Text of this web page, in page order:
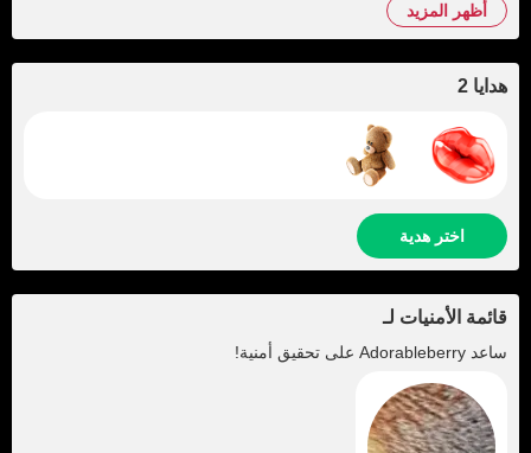
أظهر المزيد
هدايا 2
اختر هدية
قائمة الأمنيات لـ
ساعد Adorableberry على تحقيق أمنية!